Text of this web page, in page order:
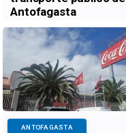
Antofagasta
ANTOFAGASTA